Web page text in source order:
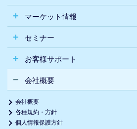
マーケット情報
セミナー
お客様サポート
会社概要
会社概要
各種規約・方針
個人情報保護方針